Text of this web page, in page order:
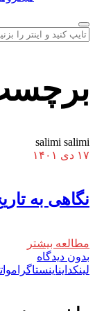
salimi salimi
۱۷ دی ۱۴۰۱
نگاهی به
مطالعه بیشتر
بدون دیدگاه
لینکدایناینستاگرام